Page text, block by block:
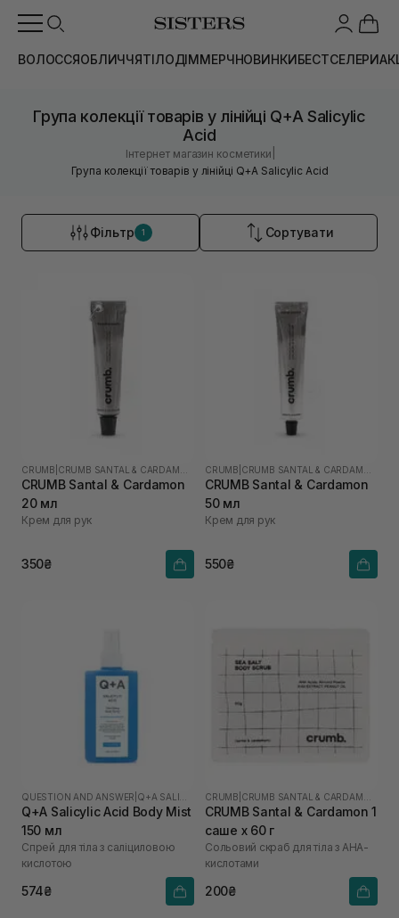
ВОЛОССЯОБЛИЧЧЯТІЛОДІММЕРЧНОВИНКИБЕСТСЕЛЕРИ
Група колекції товарів у лінійці Q+A Salicylic
Acid
Інтернет магазин косметики
Група колекції товарів у лінійці Q+A Salicylic Acid
Фільтр 1 Сортувати
CRUMB
CRUMB Santal & Cardamon
20 мл
Крем для рук
350₴
CRUMB
CRUMB Santal & Cardamon
50 мл
Крем для рук
550₴
QUESTION AND ANSWER
Q+A Salicylic Acid Body Mist
150 мл
Спрей для тіла з саліциловою
кислотою
574₴
CRUMB
CRUMB Santal & Cardamon 1
саше х 60 г
Сольовий скраб для тіла з AHA-
кислотами
200₴